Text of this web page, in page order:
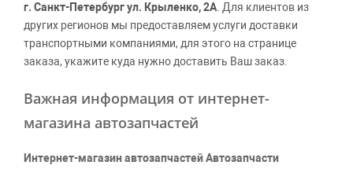
г. Санкт-Петербург ул. Крыленко, 2А . Для клиентов из
других регионов мы предоставляем услуги доставки
транспортными компаниями, для этого на странице
заказа, укажите куда нужно доставить Ваш заказ.
Важная информация от интернет-
магазина автозапчастей
Интернет-магазин автозапчастей Автозапчасти